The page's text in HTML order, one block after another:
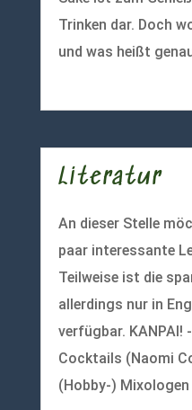
Trinken dar. Doch
und was heißt
Literatur
An dieser Stelle
paar interessante
Teilweise ist die
allerdings nur in
verfügbar. KANPAI!
Cocktails (Naomi
(Hobby-) Mixologen